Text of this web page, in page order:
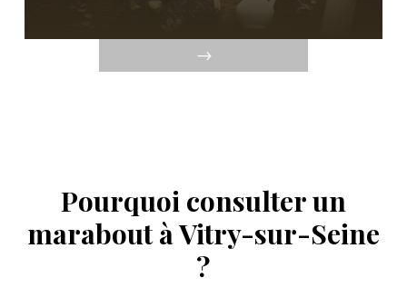
Pourquoi consulter un
marabout à Vitry-sur-Seine
?